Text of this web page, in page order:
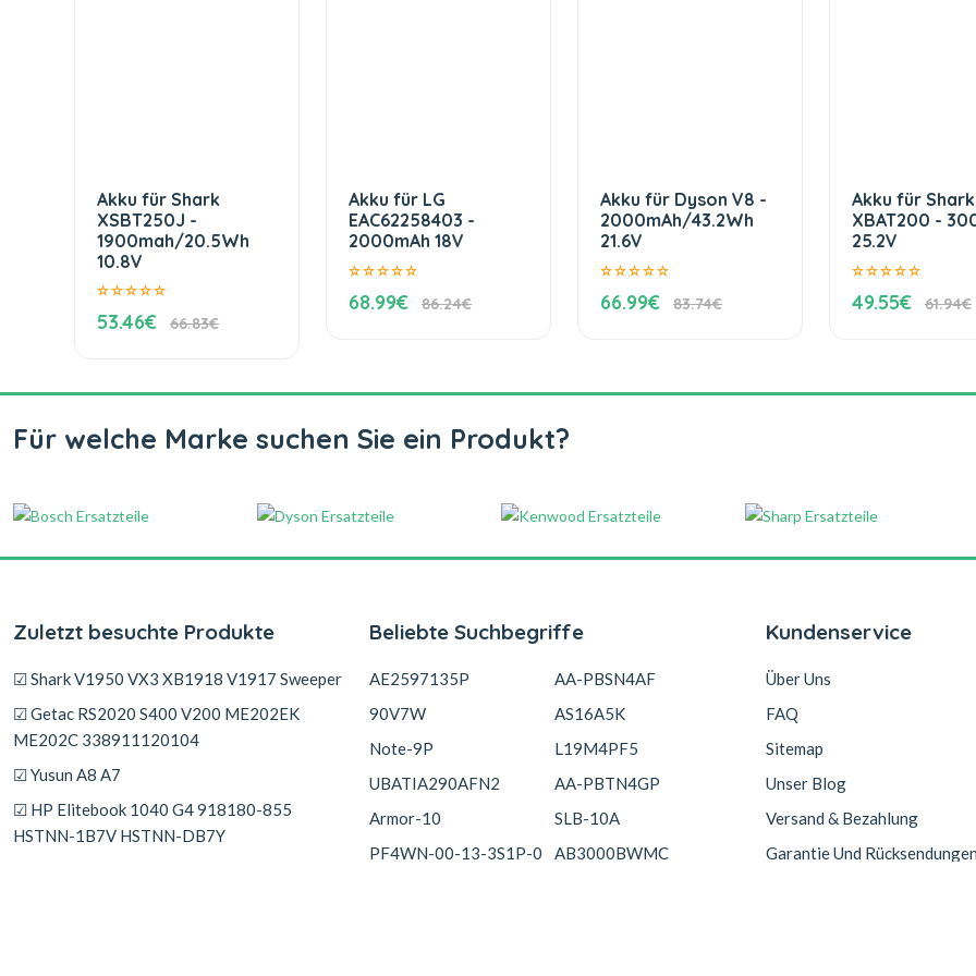
Akku für Shark
XSBT250J -
1900mah/20.5Wh
10.8V
53.46€ 66.83€
Akku für LG
EAC62258403 -
2000mAh 18V
68.99€ 86.24€
Akku für Dyson V8 -
2000mAh/43.2Wh
21.6V
66.99€ 83.74€
Akku für Shark
XBAT200 -
25.2V
49.55€ 61.94€
Für welche Marke suchen Sie ein Produkt?
Zuletzt besuchte Produkte
☑ Shark V1950 VX3 XB1918 V1917 Sweeper
☑ Getac RS2020 S400 V200 ME202EK
ME202C 338911120104
☑ Yusun A8 A7
☑ HP Elitebook 1040 G4 918180-855
HSTNN-1B7V HSTNN-DB7Y
Beliebte Suchbegriffe
AE2597135P
90V7W
Note-9P
UBATIA290AFN2
Armor-10
PF4WN-00-13-3S1P-0
AA-PBSN4AF
AS16A5K
L19M4PF5
AA-PBTN4GP
SLB-10A
AB3000BWMC
Kundenservice
Über Uns
FAQ
Sitemap
Unser Blog
Versand & Bezahlung
Garantie Und Rücksendungen